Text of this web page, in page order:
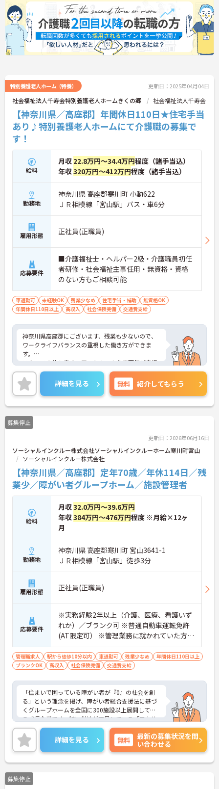
特別養護老人ホーム（特養） 更新日：2025年04月04日
社会福祉法人千寿会特別養護老人ホームきくの郷 社会福祉法人千寿会
【神奈川県／高座郡】年間休日110日★住宅手当
あり♪特別養護老人ホームにて介護職の募集で
す！
給料
月収 22.8万円～34.4万円程度（諸手当込）
年収320万円～412万円程度（諸手当込）
勤務地
神奈川県 高座郡寒川町 小動622
ＪＲ相模線「宮山駅」バス・車6分
雇用形態 正社員(正職員)
応募要件
■介護福祉士・ヘルパー2級・介護職員初任
者研修・社会福祉主事任用・無資格・資格
のない方もご相談可能
車通勤可 未経験OK 残業少なめ 住宅手当・補助
無資格OK
年間休日110日以上
高収入 社会保険完備 交通費支給
神奈川県高座郡にございます、残業も少ないので、
ワークライフバランスの重視した働き方ができま
す。
スタッフの仲も良く、アットホームな雰囲気が自慢
です。
年間休日110日で、お休み多めなので、プライベー
トの時間もしっかり確保できます！
住宅手当もございますので、遠方からのご転職の方
も安心できます。
ご興味ある方には、面接対策ポイントなど、詳細を
お話しいたしますのでお気軽にご相談ください。
詳細を見る 無料 紹介してもらう
募集停止
更新日：2026年06月16日
ソーシャルインクルー株式会社ソーシャルインクルーホーム寒川町宮山
ソーシャルインクルー株式会社
【神奈川県／高座郡】定年70歳／年休114日／残
業少／障がい者グループホーム／施設管理者
給料
月収32.0万円～39.6万円
年収384万円～476万円程度 ※月給×12ヶ
月
勤務地
神奈川県 高座郡寒川町 宮山3641-1
ＪＲ相模線「宮山駅」徒歩3分
雇用形態 正社員(正職員)
応募要件
※実務経験2年以上（介護、医療、看護いず
れか）／ブランク可 ※普通自動車運転免許
(AT限定可） ※管理業務に就かれていた方歓
迎
管理職求人 駅から徒歩10分以内 車通勤可 残業少なめ
年間休日110日以上
ブランクOK
高収入 社会保険完備 交通費支給
「住まいで困っている障がい者が『0』の社会を創
る」という理念を掲げ、障がい者総合支援法に基づ
くグループホームを全国に300施設以上展開してい
る成長企業です。特に供給が不足している「日中サ
ービス支援型」に注力し、重度化・高齢化する障が
い者の方々が安心して暮らせる社会インフラの整備
に貢献しています。全施設がグループホーム用に新
築設計されており、バリアフリーやオートロックを
備えた安全な環境を提供しています。また、福祉業
界の課題である働きやすさの改善にも積極的に取り
組んでおり、請求業務や行政対応などの事務作業を
詳細を見る 無料
最新の募集状況を問
い合わせる
募集停止